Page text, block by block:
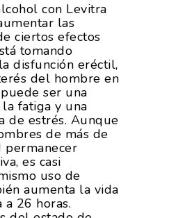
con Levitra
las
ciertos efectos
tomando
disfunción eréctil,
del hombre en
ser una
la fatiga y una
de estrés. Aunque
de más de
permanecer
es casi
uso de
aumenta la vida
26 horas.